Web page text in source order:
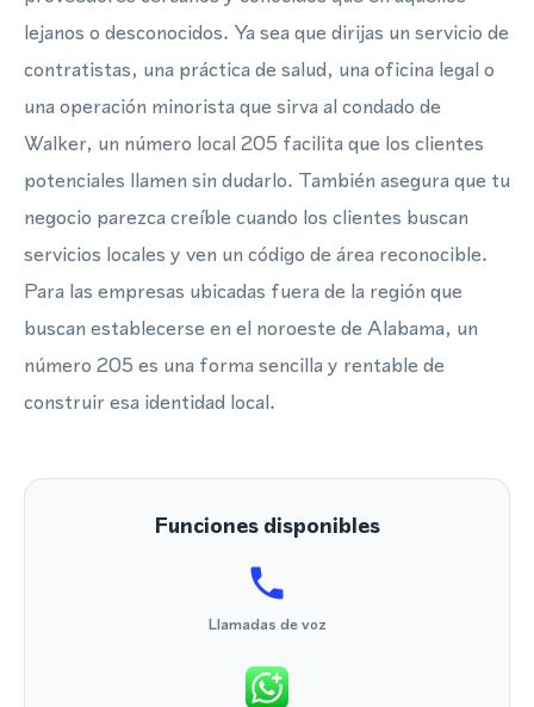
lejanos o desconocidos. Ya sea que dirijas un servicio de
contratistas, una práctica de salud, una oficina legal o
una operación minorista que sirva al condado de
Walker, un número local 205 facilita que los clientes
potenciales llamen sin dudarlo. También asegura que tu
negocio parezca creíble cuando los clientes buscan
servicios locales y ven un código de área reconocible.
Para las empresas ubicadas fuera de la región que
buscan establecerse en el noroeste de Alabama, un
número 205 es una forma sencilla y rentable de
construir esa identidad local.
Funciones disponibles
Llamadas de voz